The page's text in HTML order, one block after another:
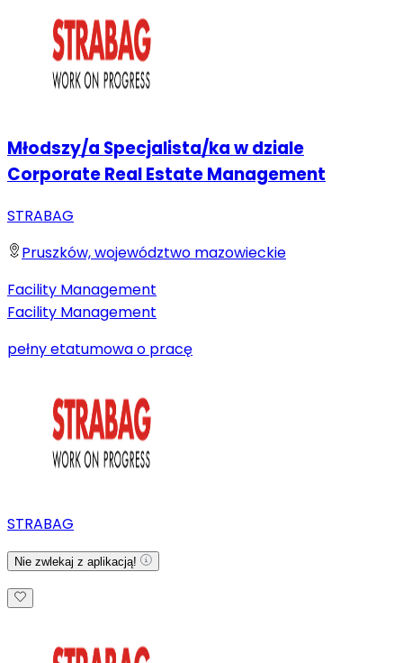
Młodszy/a Specjalista/ka w dziale
Corporate Real Estate Management
STRABAG
Pruszków, województwo mazowieckie
Facility Management
Facility Management
pełny etatumowa o pracę
STRABAG
Nie zwlekaj z aplikacją!